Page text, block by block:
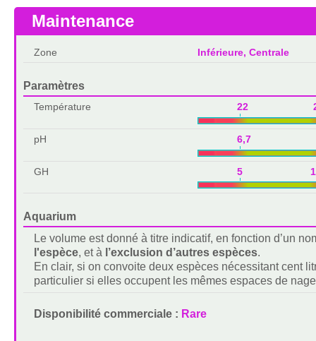
Maintenance
Zone Inférieure, Centrale
Paramètres
Température 22
pH 6,7
GH 5
Aquarium
Le volume est donné à titre indicatif, en fonction d’un
l'espèce, et à l’exclusion d’autres espèces.
En clair, si on convoite deux espèces nécessitant cent
particulier si elles occupent les mêmes espaces de
Disponibilité commerciale : Rare